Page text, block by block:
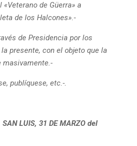
de Güerra» a
de los Halcones».-
de Presidencia por los
presente, con el objeto que la
masivamente.-
publíquese, etc.-.
SAN LUIS, 31 DE MARZO del